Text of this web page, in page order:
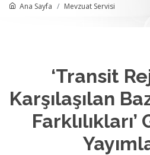
Ana Sayfa Mevzuat Servisi
‘Transit
Karşılaşılan